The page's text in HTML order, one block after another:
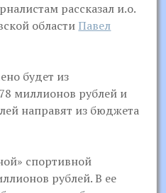
рассказал и.о.
области Павел
будет из
миллионов рублей и
направят из бюджета
спортивной
рублей. В ее